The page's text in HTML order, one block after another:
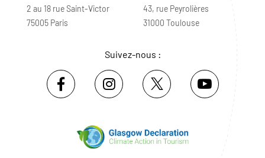
2 au 18 rue Saint-Victor
75005 Paris
43, rue Peyrolières
31000 Toulouse
Suivez-nous :